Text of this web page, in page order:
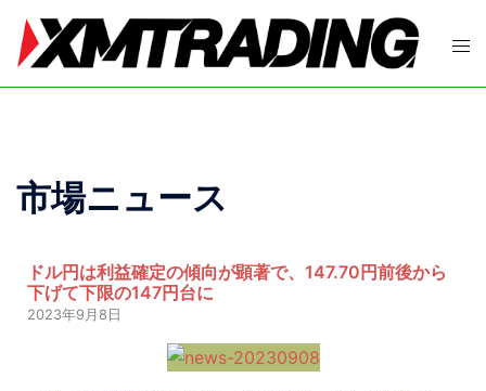
市場ニュース
ドル円は利益確定の傾向が顕著で、147.70円前後から
下げて下限の147円台に
2023年9月8日